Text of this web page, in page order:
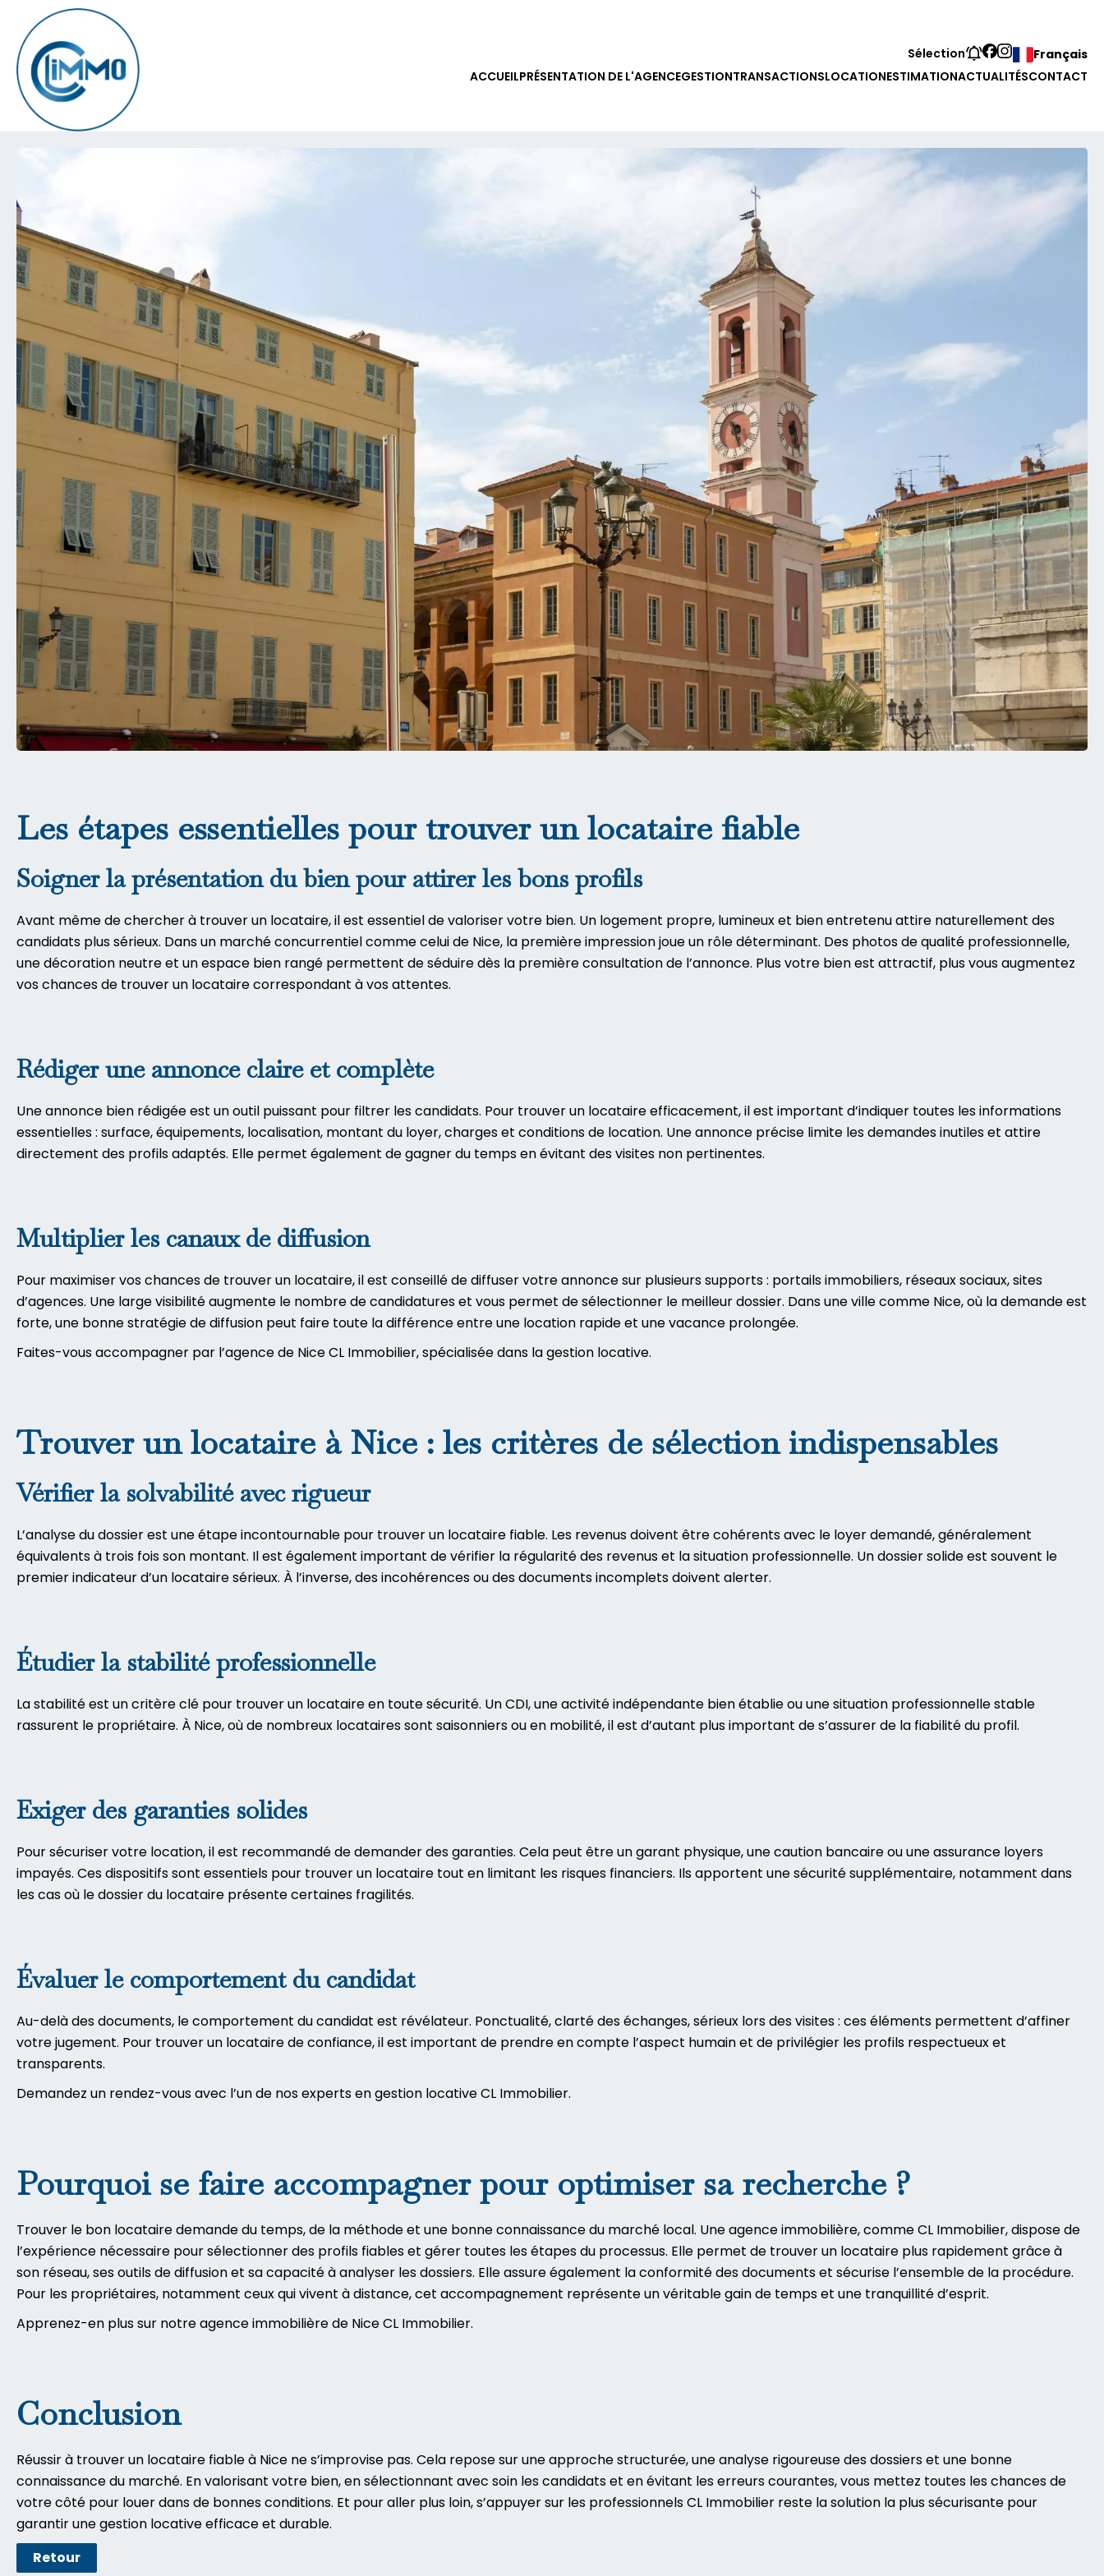
Sélection
Français
ACCUEILPRÉSENTATION DE L'AGENCEGESTIONTRANSACTIONSLOCATIONESTIMATIONACTUALITÉSCONTACT
Les étapes essentielles pour trouver un locataire fiable
Soigner la présentation du bien pour attirer les bons profils
Avant même de chercher à trouver un locataire, il est essentiel de valoriser votre bien. Un logement propre, lumineux et bien entretenu attire naturellement des
candidats plus sérieux. Dans un marché concurrentiel comme celui de Nice, la première impression joue un rôle déterminant. Des photos de qualité professionnelle,
une décoration neutre et un espace bien rangé permettent de séduire dès la première consultation de l’annonce. Plus votre bien est attractif, plus vous augmentez
vos chances de trouver un locataire correspondant à vos attentes.
Rédiger une annonce claire et complète
Une annonce bien rédigée est un outil puissant pour filtrer les candidats. Pour trouver un locataire efficacement, il est important d’indiquer toutes les informations
essentielles : surface, équipements, localisation, montant du loyer, charges et conditions de location. Une annonce précise limite les demandes inutiles et attire
directement des profils adaptés. Elle permet également de gagner du temps en évitant des visites non pertinentes.
Multiplier les canaux de diffusion
Pour maximiser vos chances de trouver un locataire, il est conseillé de diffuser votre annonce sur plusieurs supports : portails immobiliers, réseaux sociaux, sites
d’agences. Une large visibilité augmente le nombre de candidatures et vous permet de sélectionner le meilleur dossier. Dans une ville comme Nice, où la demande est
forte, une bonne stratégie de diffusion peut faire toute la différence entre une location rapide et une vacance prolongée.
Faites-vous accompagner par l’agence de Nice CL Immobilier, spécialisée dans la gestion locative.
Trouver un locataire à Nice : les critères de sélection indispensables
Vérifier la solvabilité avec rigueur
L’analyse du dossier est une étape incontournable pour trouver un locataire fiable. Les revenus doivent être cohérents avec le loyer demandé, généralement
équivalents à trois fois son montant. Il est également important de vérifier la régularité des revenus et la situation professionnelle. Un dossier solide est souvent le
premier indicateur d’un locataire sérieux. À l’inverse, des incohérences ou des documents incomplets doivent alerter.
Étudier la stabilité professionnelle
La stabilité est un critère clé pour trouver un locataire en toute sécurité. Un CDI, une activité indépendante bien établie ou une situation professionnelle stable
rassurent le propriétaire. À Nice, où de nombreux locataires sont saisonniers ou en mobilité, il est d’autant plus important de s’assurer de la fiabilité du profil.
Exiger des garanties solides
Pour sécuriser votre location, il est recommandé de demander des garanties. Cela peut être un garant physique, une caution bancaire ou une assurance loyers
impayés. Ces dispositifs sont essentiels pour trouver un locataire tout en limitant les risques financiers. Ils apportent une sécurité supplémentaire, notamment dans
les cas où le dossier du locataire présente certaines fragilités.
Évaluer le comportement du candidat
Au-delà des documents, le comportement du candidat est révélateur. Ponctualité, clarté des échanges, sérieux lors des visites : ces éléments permettent d’affiner
votre jugement. Pour trouver un locataire de confiance, il est important de prendre en compte l’aspect humain et de privilégier les profils respectueux et
transparents.
Demandez un rendez-vous avec l’un de nos experts en gestion locative CL Immobilier.
Pourquoi se faire accompagner pour optimiser sa recherche ?
Trouver le bon locataire demande du temps, de la méthode et une bonne connaissance du marché local. Une agence immobilière, comme CL Immobilier, dispose de
l’expérience nécessaire pour sélectionner des profils fiables et gérer toutes les étapes du processus. Elle permet de trouver un locataire plus rapidement grâce à
son réseau, ses outils de diffusion et sa capacité à analyser les dossiers. Elle assure également la conformité des documents et sécurise l’ensemble de la procédure.
Pour les propriétaires, notamment ceux qui vivent à distance, cet accompagnement représente un véritable gain de temps et une tranquillité d’esprit.
Apprenez-en plus sur notre agence immobilière de Nice CL Immobilier.
Conclusion
Réussir à trouver un locataire fiable à Nice ne s’improvise pas. Cela repose sur une approche structurée, une analyse rigoureuse des dossiers et une bonne
connaissance du marché. En valorisant votre bien, en sélectionnant avec soin les candidats et en évitant les erreurs courantes, vous mettez toutes les chances de
votre côté pour louer dans de bonnes conditions. Et pour aller plus loin, s’appuyer sur les professionnelsCL Immobilier reste la solution la plus sécurisante pour
garantir une gestion locative efficace et durable.
Retour